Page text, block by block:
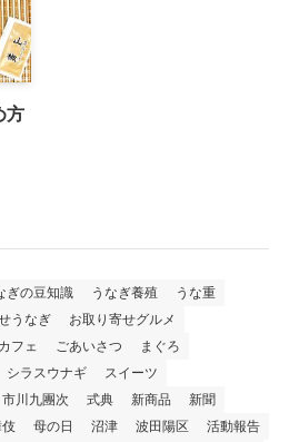
方
ぎの豆知識 うなぎ養殖
うな重
うなぎ
お取り寄せグルメ
フェ ごあいさつ
まぐろ
シラスウナギ
スイーツ
市川九團次 式典 新商品
新聞
母の日 沼津 波田陽区
活動報告